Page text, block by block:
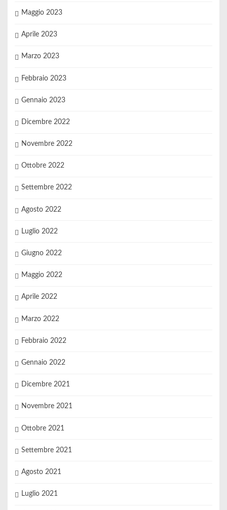
Maggio 2023
Aprile 2023
Marzo 2023
Febbraio 2023
Gennaio 2023
Dicembre 2022
Novembre 2022
Ottobre 2022
Settembre 2022
Agosto 2022
Luglio 2022
Giugno 2022
Maggio 2022
Aprile 2022
Marzo 2022
Febbraio 2022
Gennaio 2022
Dicembre 2021
Novembre 2021
Ottobre 2021
Settembre 2021
Agosto 2021
Luglio 2021